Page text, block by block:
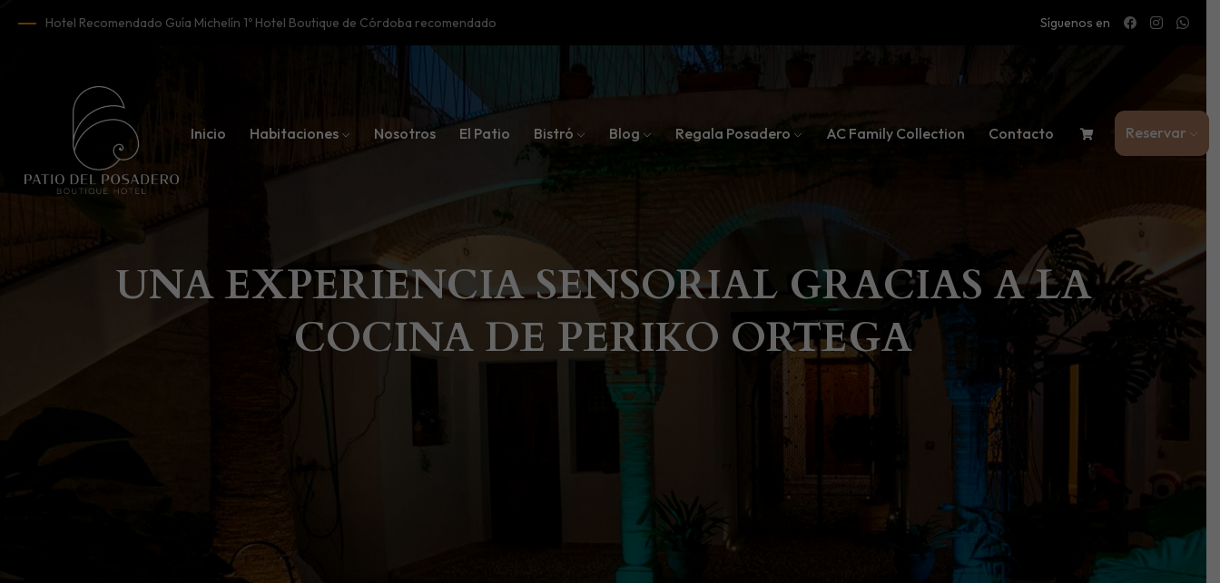
Hotel Recomendado Guía Michelín 1º Hotel Boutique de Córdoba recomendado Síguenos en
Inicio Habitaciones Nosotros El Patio Bistró Blog Regala Posadero AC Family Collection Contacto Reservar
UNA EXPERIENCIA SENSORIAL GRACIAS A LA
COCINA DE PERIKO ORTEGA